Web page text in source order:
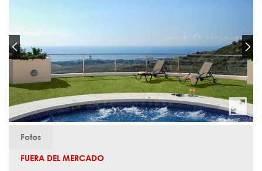
Fotos
FUERA DEL MERCADO